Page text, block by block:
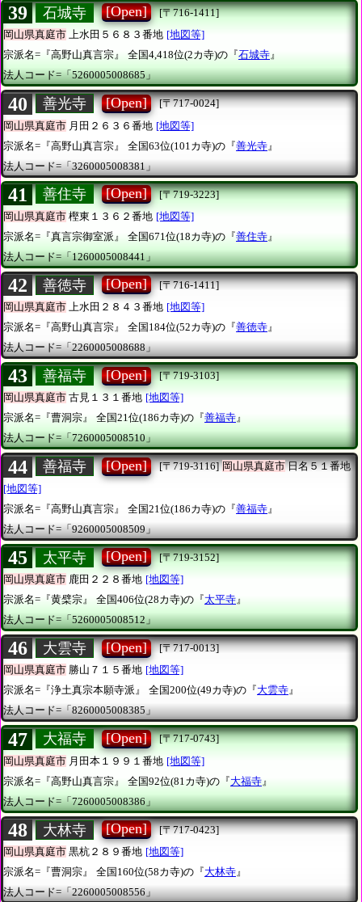
39 石城寺 [Open]
[〒716-1411]
岡山県真庭市 上水田５６８３番地 [地図等]
宗派名=『高野山真言宗』
全国4,418位(2カ寺)の『石城寺』
法人コード=「5260005008685」
40 善光寺 [Open]
[〒717-0024]
岡山県真庭市 月田２６３６番地 [地図等]
宗派名=『高野山真言宗』
全国63位(101カ寺)の『善光寺 』
法人コード=「3260005008381」
41 善住寺 [Open]
[〒719-3223]
岡山県真庭市 樫東１３６２番地 [地図等]
宗派名=『真言宗御室派』
全国671位(18カ寺)の『善住寺 』
法人コード=「1260005008441」
42 善徳寺 [Open]
[〒716-1411]
岡山県真庭市 上水田２８４３番地 [地図等]
宗派名=『高野山真言宗』
全国184位(52カ寺)の『善徳寺』
法人コード=「2260005008688」
43 善福寺 [Open]
[〒719-3103]
岡山県真庭市 古見１３１番地 [地図等]
宗派名=『曹洞宗』
全国21位(186カ寺)の『善福寺』
法人コード=「7260005008510」
44 善福寺 [Open] [〒719-3116] 岡山県真庭市日名５１番地
[地図等]
宗派名=『高野山真言宗』
全国21位(186カ寺)の『善福寺 』
法人コード=「9260005008509」
45 太平寺 [Open]
[〒719-3152]
岡山県真庭市 鹿田２２８番地 [地図等]
宗派名=『黄檗宗』
全国406位(28カ寺)の『太平寺』
法人コード=「5260005008512」
46 大雲寺 [Open]
[〒717-0013]
岡山県真庭市 勝山７１５番地 [地図等]
宗派名=『浄土真宗本願寺派』
全国200位(49カ寺)の『大雲寺』
法人コード=「8260005008385」
47 大福寺 [Open]
[〒717-0743]
岡山県真庭市 月田本１９９１番地 [地図等]
宗派名=『高野山真言宗』
全国92位(81カ寺)の『大福寺 』
法人コード=「7260005008386」
48 大林寺 [Open]
[〒717-0423]
岡山県真庭市 黒杭２８９番地 [地図等]
宗派名=『曹洞宗』
全国160位(58カ寺)の『大林寺』
法人コード=「2260005008556」